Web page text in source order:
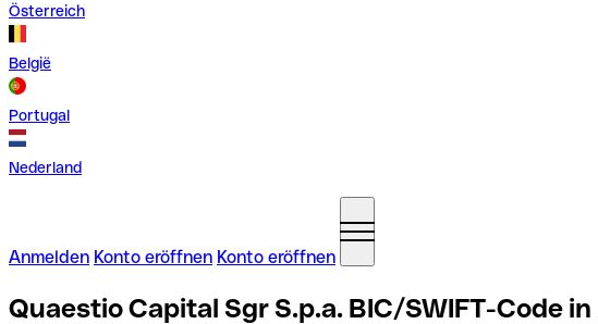
Österreich
België
Portugal
Nederland
Anmelden Konto eröffnen Konto eröffnen
Quaestio Capital Sgr S.p.a. BIC/SWIFT-Code